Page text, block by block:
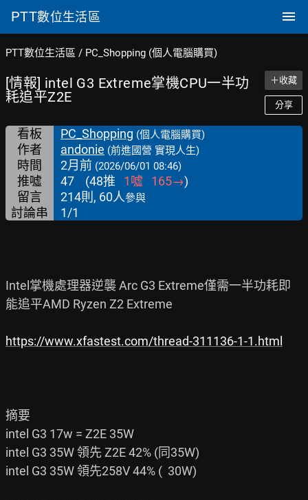
PTT數位生活區
PTT數位生活區 / PC_Shopping (個人電腦購買)
[情報] intel G3 Extreme掌機CPU一半功
耗追平Z2E
＋收藏
分享
看板 PC_Shopping (個人電腦購買)
作者 andonie (前進國營 實現人生)
時間 2月前 (2026/06/01 08:46)
推噓 47 (48推 1噓 165→)
留言
214則, 60人參與
討論串 1/1
Intel掌機處理器逆襲 Arc G3 Extreme僅需一半功耗即
能追平AMD Ryzen Z2 Extreme
https://www.xfastest.com/thread-311136-1-1.html
摘要
intel G3 17w = Z2E 35W
intel G3 35W 領先 Z2E 42% (同35W)
intel G3 35W 領先258V 44% (  30W)